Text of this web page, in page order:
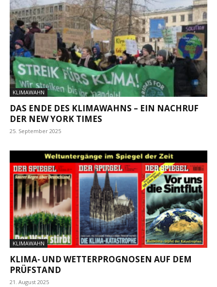
KLIMAWAHN
DAS ENDE DES KLIMAWAHNS – EIN NACHRUF
DER NEW YORK TIMES
25. September 2025
KLIMAWAHN
KLIMA- UND WETTERPROGNOSEN AUF DEM
PRÜFSTAND
21. August 2025